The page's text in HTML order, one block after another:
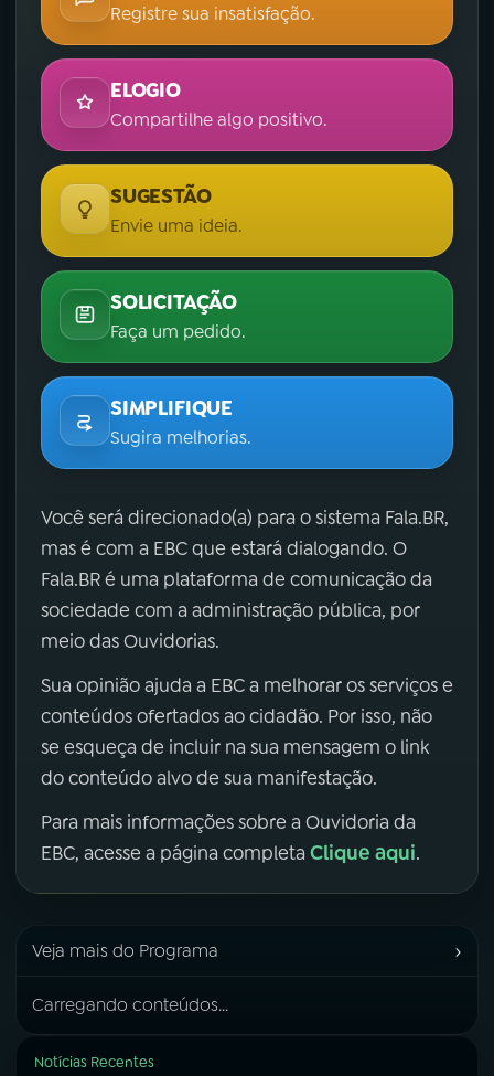
Registre sua insatisfação.
ELOGIO
Compartilhe algo positivo.
SUGESTÃO
Envie uma ideia.
SOLICITAÇÃO
Faça um pedido.
SIMPLIFIQUE
Sugira melhorias.
Você será direcionado(a) para o sistema Fala.BR,
mas é com a EBC que estará dialogando. O
Fala.BR é uma plataforma de comunicação da
sociedade com a administração pública, por
meio das Ouvidorias.
Sua opinião ajuda a EBC a melhorar os serviços e
conteúdos ofertados ao cidadão. Por isso, não
se esqueça de incluir na sua mensagem o link
do conteúdo alvo de sua manifestação.
Para mais informações sobre a Ouvidoria da
EBC, acesse a página completa Clique aqui.
Veja mais do Programa ›
Carregando conteúdos...
Notícias Recentes